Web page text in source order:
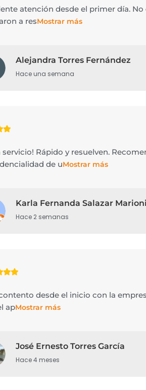
atención desde el primer día.
a resMostrar más
Alejandra Torres Fernández
Hace una semana
servicio! Rápido y resuelven.
de uMostrar más
Karla Fernanda Salazar Marioni
Hace 2 semanas
desde el inicio con la
apMostrar más
José Ernesto Torres García
Hace 4 meses